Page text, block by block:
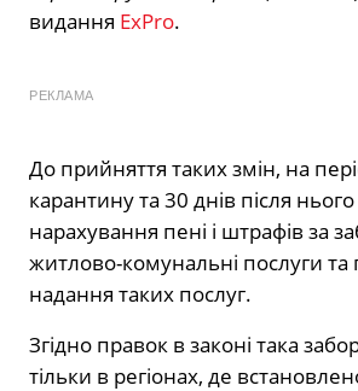
видання ExPro.
РЕКЛАМА
До прийняття таких змін, на
карантину та 30 днів після
нарахування пені і штрафів за
житлово-комунальні послуги
надання таких послуг.
Згідно правок в законі така
тільки в регіонах, де